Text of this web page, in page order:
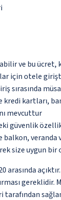
ve bu
için otele
sırasında
kredi kartları,
mevcuttur
güvenlik
balkon, veranda
size uygun bir
arasında
gereklidir.
tarafından